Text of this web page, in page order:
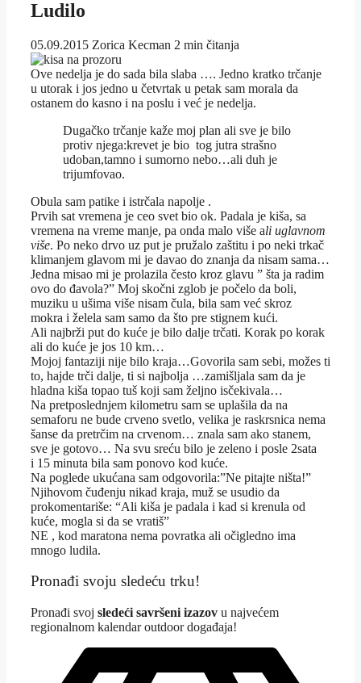
Ludilo
05.09.2015 Zorica Kecman 2 min čitanja
Ove nedelja je do sada bila slaba …. Jedno kratko trčanje
u utorak i jos jedno u četvrtak u petak sam morala da
ostanem do kasno i na poslu i već je nedelja.
Dugačko trčanje kaže moj plan ali sve je bilo
protiv njega:krevet je bio tog jutra strašno
udoban,tamno i sumorno nebo…ali duh je
trijumfovao.
Obula sam patike i istrčala napolje .
Prvih sat vremena je ceo svet bio ok. Padala je kiša, sa
vremena na vreme manje, pa onda malo više ali uglavnom
više. Po neko drvo uz put je pružalo zaštitu i po neki trkač
klimanjem glavom mi je davao do znanja da nisam sama…
Jedna misao mi je prolazila često kroz glavu ” šta ja radim
ovo do đavola?” Moj skočni zglob je počelo da boli,
muziku u ušima više nisam čula, bila sam već skroz
mokra i želela sam samo da što pre stignem kući.
Ali najbrži put do kuće je bilo dalje trčati. Korak po korak
ali do kuće je jos 10 km…
Mojoj fantaziji nije bilo kraja…Govorila sam sebi, možes ti
to, hajde trči dalje, ti si najbolja …zamišljala sam da je
hladna kiša topao tuš koji sam željno isčekivala…
Na pretposlednjem kilometru sam se uplašila da na
semaforu ne bude crveno svetlo, velika je raskrsnica nema
šanse da pretrčim na crvenom… znala sam ako stanem,
sve je gotovo… Na svu sreću bilo je zeleno i posle 2sata
i 15 minuta bila sam ponovo kod kuće.
Na poglede ukućana sam odgovorila:”Ne pitajte ništa!”
Njihovom čuđenju nikad kraja, muž se usudio da
prokomentariše: “Ali kiša je padala i kad si krenula od
kuće, mogla si da se vratiš”
NE , kod maratona nema povratka ali očigledno ima
mnogo ludila.
Pronađi svoju sledeću trku!
Pronađi svoj sledeći savršeni izazov u najvećem
regionalnom kalendar outdoor događaja!